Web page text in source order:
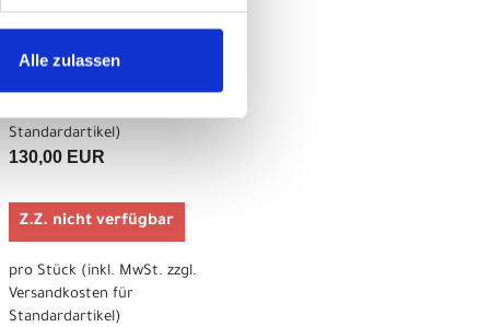
Alle zulassen
Standardartikel)
130,00 EUR
Z.Z. nicht verfügbar
pro Stück (inkl. MwSt. zzgl.
Versandkosten für
Standardartikel)